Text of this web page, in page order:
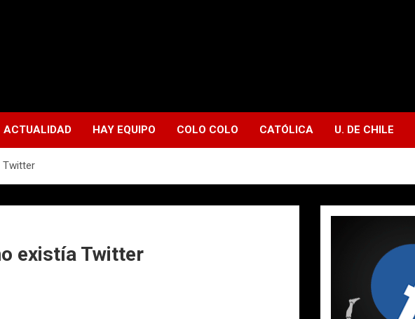
ACTUALIDAD HAY EQUIPO COLO COLO CATÓLICA U. DE CHILE
Twitter
existía Twitter